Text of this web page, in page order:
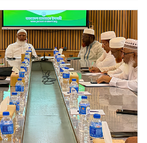
পর্যায়ে জ্বালানি আমদানি
নিয়ে এখনো চূড়ান্ত সিদ্ধান্ত হয়নি:
আগেই জুলাই জাদুঘর
বহু কিছু সরিয়েছে বিএনপি,
সিন্ডিকেট-মজুদদারির বিরুদ্ধে
ক্ষমতা আইন প্রয়োগ করা